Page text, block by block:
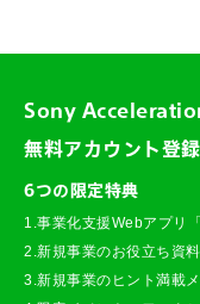
Sony
無料アカウント登録
6つの限定特典
1.事業化支援Webアプリ
2.新規事業のお役立ち資
3.新規事業のヒント満載